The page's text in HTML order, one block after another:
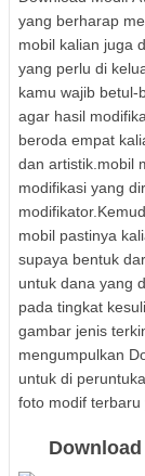
yang berharap
mobil kalian juga
yang perlu di
kamu wajib betul-
agar hasil
beroda empat
dan artistik.mobil
modifikasi yang
mobil pastinya
supaya bentuk
untuk dana yang
pada tingkat
gambar jenis
mengumpulkan
untuk di
foto modif terbaru